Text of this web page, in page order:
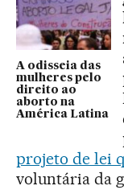
A odisseia das
mulheres pelo
direito ao
aborto na
América Latina
projeto de lei
voluntária da